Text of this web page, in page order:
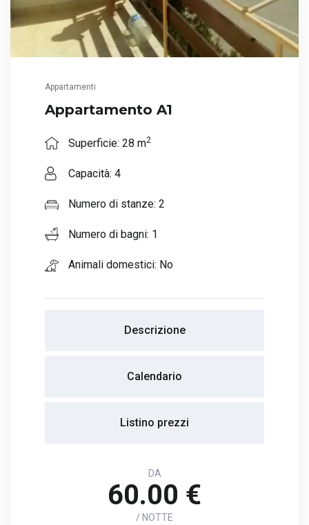
Appartamenti
Appartamento A1
Superficie: 28 m2
Capacità: 4
Numero di stanze: 2
Numero di bagni: 1
Animali domestici: No
Descrizione
Calendario
Listino prezzi
DA
60.00 €
/ NOTTE